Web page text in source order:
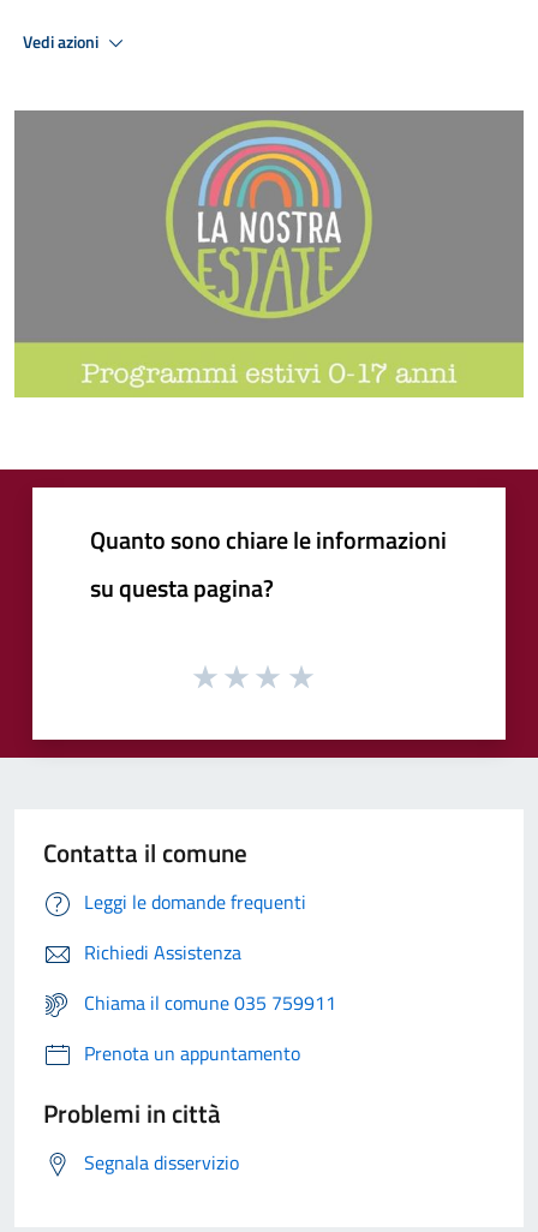
Vedi azioni
Quanto sono chiare le informazioni
su questa pagina?
Contatta il comune
Leggi le domande frequenti
Richiedi Assistenza
Chiama il comune 035 759911
Prenota un appuntamento
Problemi in città
Segnala disservizio